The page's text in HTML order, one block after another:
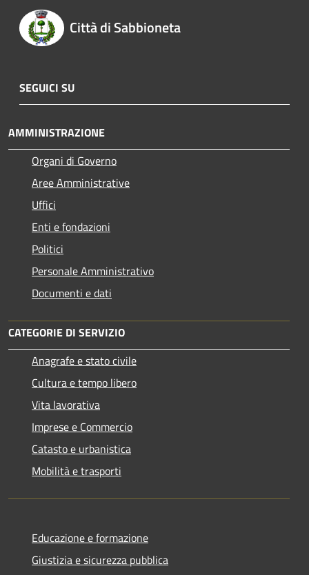
Città di Sabbioneta
SEGUICI SU
AMMINISTRAZIONE
Organi di Governo
Aree Amministrative
Uffici
Enti e fondazioni
Politici
Personale Amministrativo
Documenti e dati
CATEGORIE DI SERVIZIO
Anagrafe e stato civile
Cultura e tempo libero
Vita lavorativa
Imprese e Commercio
Catasto e urbanistica
Mobilità e trasporti
Educazione e formazione
Giustizia e sicurezza pubblica